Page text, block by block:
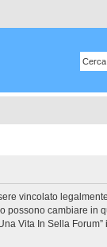
vincolato
possono cambiare in
Vita In Sella Forum”